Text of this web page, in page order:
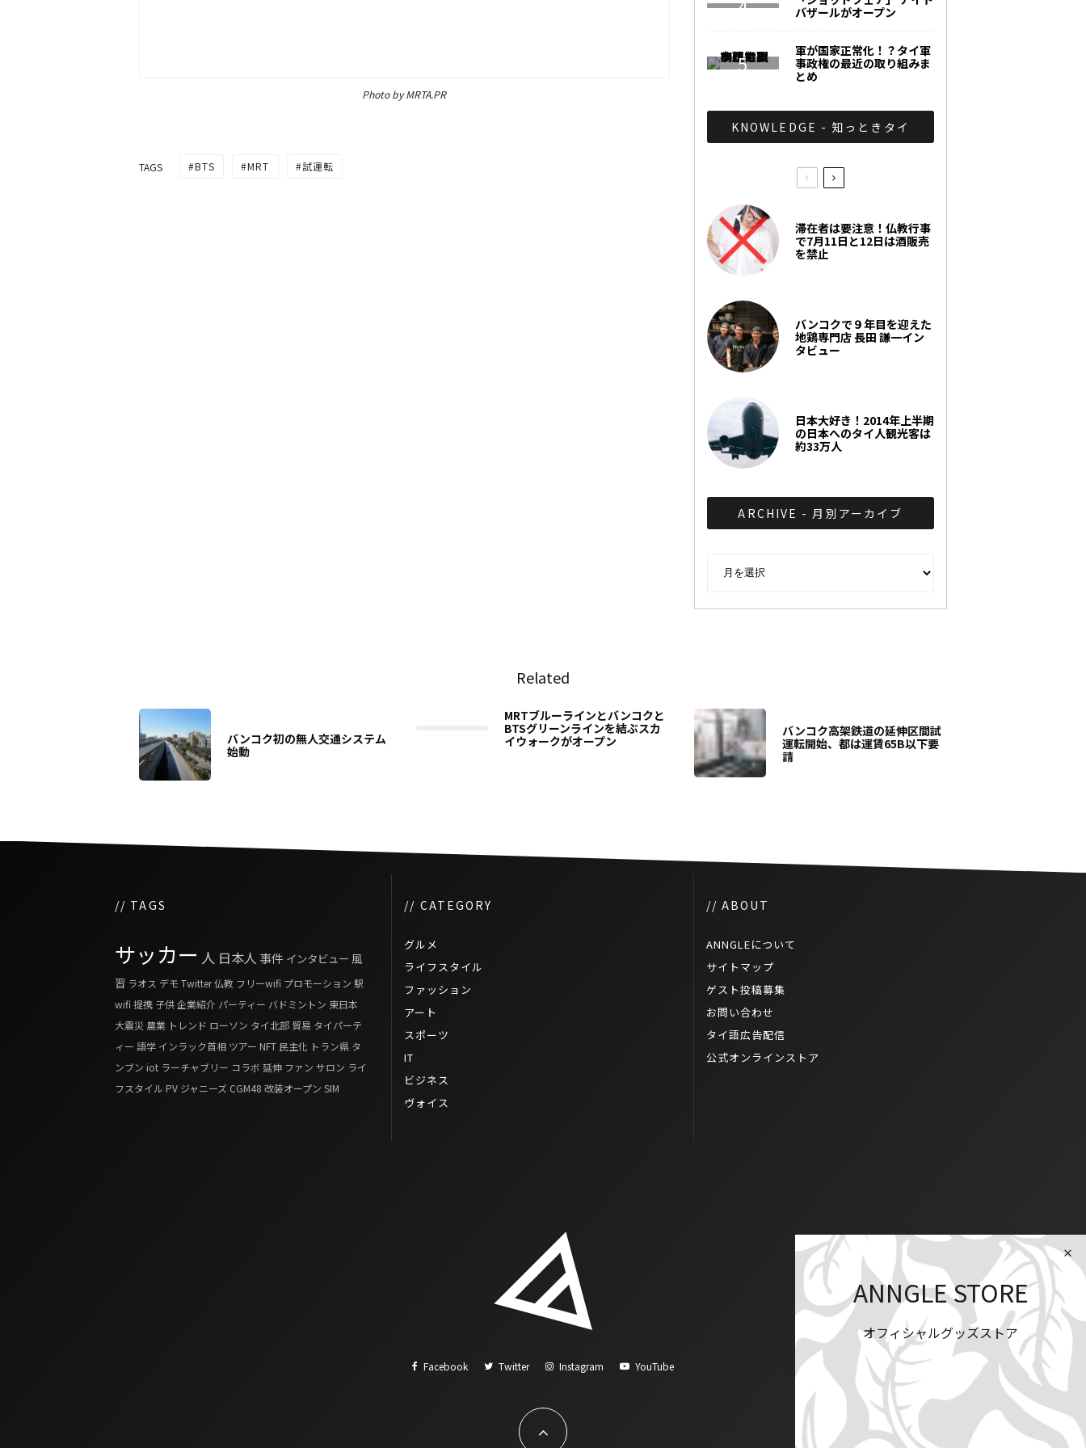
Photo by MRTA.PR
TAGS BTS MRT 試運転
バザールがオープン
軍が国家正常化！？タイ軍
事政権の最近の取り組みま
とめ
KNOWLEDGE - 知っときタイ
滞在者は要注意！仏教行事
で7月11日と12日は酒販売
を禁止
バンコクで９年目を迎えた
地鶏専門店 長田 謙一イン
タビュー
日本大好き！2014年上半期
の日本へのタイ人観光客は
約33万人
ARCHIVE - 月別アーカイブ
ARCHIVE - 月別アーカイブ
Related
バンコク初の無人交通システム
始動
MRTブルーラインとバンコクと
BTSグリーンラインを結ぶスカ
イウォークがオープン
バンコク高架鉄道の延伸区間試
運転開始、都は運賃65B以下要
請
// TAGS
サッカー 人 日本人 事件 インタビュー 風
習 ラオス デモ Twitter仏教 フリーwifi プロモーション 駅
wifi提携 子供企業紹介 パーティー バドミントン 東日本
大震災 農業 トレンド ローソン タイ北部 貿易 タイパーテ
ィー 語学 インラック首相 ツアー NFT 民主化 トラン県 タ
ンブン iot ラーチャブリー コラボ 延伸 ファン サロン ライ
フスタイル PV ジャニーズ CGM48 改装オープン SIM
// CATEGORY
グルメ
ライフスタイル
ファッション
アート
スポーツ
IT
ビジネス
ヴォイス
// ABOUT
ANNGLEについて
サイトマップ
ゲスト投稿募集
お問い合わせ
タイ語広告配信
公式オンラインストア
Facebook Twitter Instagram YouTube
ANNGLE STORE
オフィシャルグッズストア